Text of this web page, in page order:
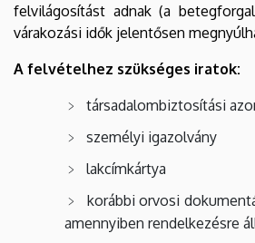
felvilágosítást adnak (a
várakozási idők jelentősen
A felvételhez szükséges iratok:
társadalombiztosítási
személyi igazolvány
lakcímkártya
korábbi orvosi
amennyiben rendelkezésre